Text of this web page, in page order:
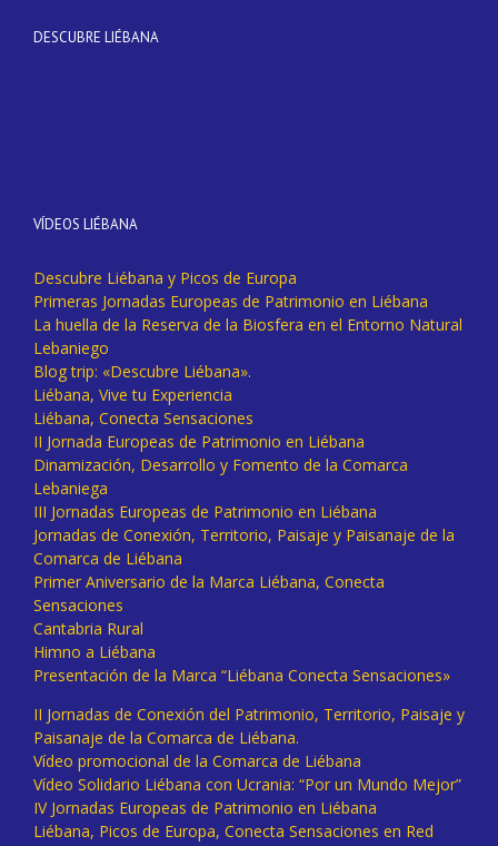
DESCUBRE LIÉBANA
VÍDEOS LIÉBANA
Descubre Liébana y Picos de Europa
Primeras Jornadas Europeas de Patrimonio en Liébana
La huella de la Reserva de la Biosfera en el Entorno Natural
Lebaniego
Blog trip: «Descubre Liébana».
Liébana, Vive tu Experiencia
Liébana, Conecta Sensaciones
II Jornada Europeas de Patrimonio en Liébana
Dinamización, Desarrollo y Fomento de la Comarca
Lebaniega
III Jornadas Europeas de Patrimonio en Liébana
Jornadas de Conexión, Territorio, Paisaje y Paisanaje de la
Comarca de Liébana
Primer Aniversario de la Marca Liébana, Conecta
Sensaciones
Cantabria Rural
Himno a Liébana
Presentación de la Marca “Liébana Conecta Sensaciones»
II Jornadas de Conexión del Patrimonio, Territorio, Paisaje y
Paisanaje de la Comarca de Liébana.
Vídeo promocional de la Comarca de Liébana
Vídeo Solidario Liébana con Ucrania: “Por un Mundo Mejor”
IV Jornadas Europeas de Patrimonio en Liébana
Liébana, Picos de Europa, Conecta Sensaciones en Red